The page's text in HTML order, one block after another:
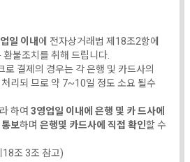
일 이내에 전자상거래법 제18조2항에
불조치를 취해 드립니다.
로 결제의 경우는 각 은행 및 카드사의
리되 므로 약 7~10일 정도 소요 될수
하여3영업일 이내에 은행 및 카 드사에
보하며 은행및 카드사에 직접 확인할 수
조 3조 참고)